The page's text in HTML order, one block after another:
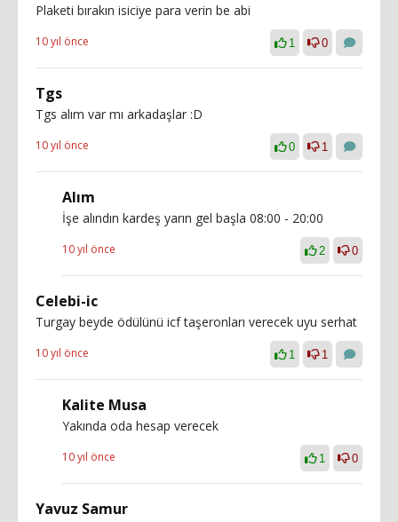
Plaketi bırakın isiciye para verin be abi
10 yıl önce 1 0
Tgs
Tgs alım var mı arkadaşlar :D
10 yıl önce 0 1
Alım
İşe alındın kardeş yarın gel başla 08:00 - 20:00
10 yıl önce 2 0
Celebi-ic
Turgay beyde ödülünü icf taşeronları verecek uyu serhat
10 yıl önce 1 1
Kalite Musa
Yakında oda hesap verecek
10 yıl önce 1 0
Yavuz Samur